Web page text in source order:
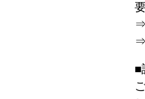
⇒
⇒
■